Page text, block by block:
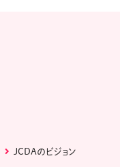
JCDAのビジョン